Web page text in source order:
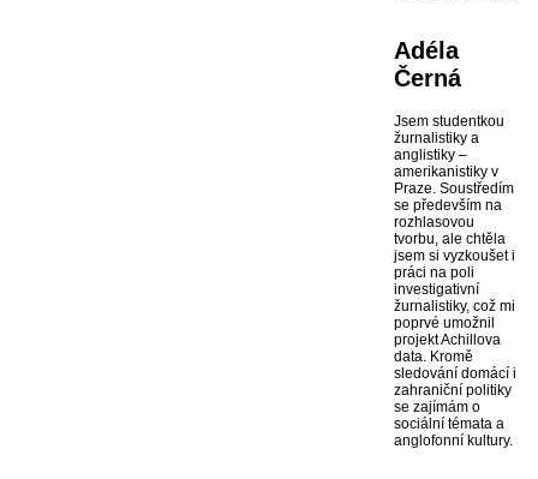
Adéla
Černá
Jsem studentkou
žurnalistiky a
anglistiky –
amerikanistiky v
Praze. Soustředím
se především na
rozhlasovou
tvorbu, ale chtěla
jsem si vyzkoušet i
práci na poli
investigativní
žurnalistiky, což mi
poprvé umožnil
projekt Achillova
data. Kromě
sledování domácí i
zahraniční politiky
se zajímám o
sociální témata a
anglofonní kultury.